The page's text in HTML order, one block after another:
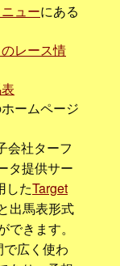
ューにある
レース情
ームページ
会社ターフ
タ提供サー
したTarget
出馬表形式
きます。
広く使わ